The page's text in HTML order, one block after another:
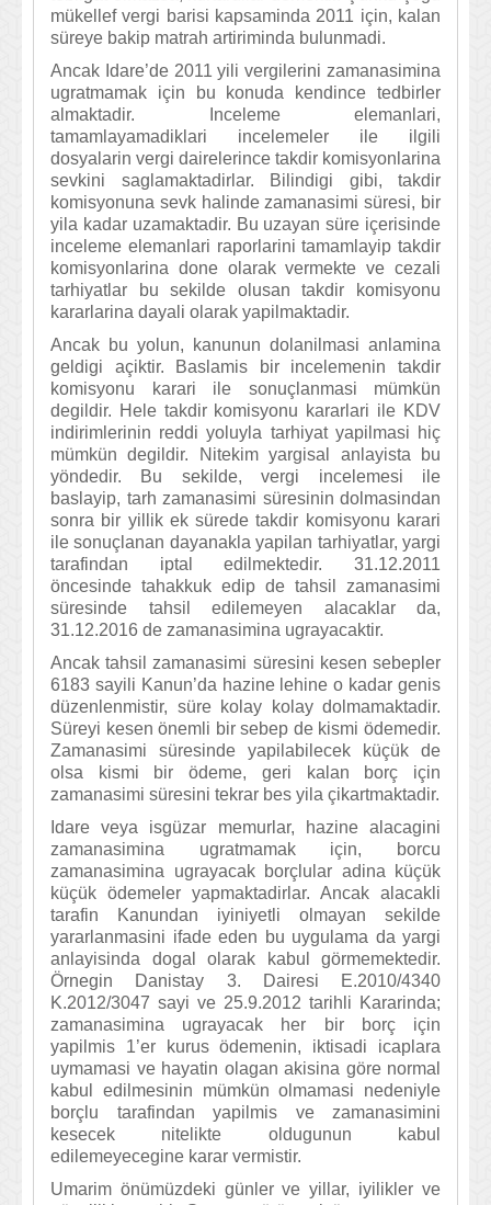
mükellef vergi barisi kapsaminda 2011 için, kalan
süreye bakip matrah artiriminda bulunmadi.
Ancak Idare’de 2011 yili vergilerini zamanasimina
ugratmamak için bu konuda kendince tedbirler
almaktadir. Inceleme elemanlari,
tamamlayamadiklari incelemeler ile ilgili
dosyalarin vergi dairelerince takdir komisyonlarina
sevkini saglamaktadirlar. Bilindigi gibi, takdir
komisyonuna sevk halinde zamanasimi süresi, bir
yila kadar uzamaktadir. Bu uzayan süre içerisinde
inceleme elemanlari raporlarini tamamlayip takdir
komisyonlarina done olarak vermekte ve cezali
tarhiyatlar bu sekilde olusan takdir komisyonu
kararlarina dayali olarak yapilmaktadir.
Ancak bu yolun, kanunun dolanilmasi anlamina
geldigi açiktir. Baslamis bir incelemenin takdir
komisyonu karari ile sonuçlanmasi mümkün
degildir. Hele takdir komisyonu kararlari ile KDV
indirimlerinin reddi yoluyla tarhiyat yapilmasi hiç
mümkün degildir. Nitekim yargisal anlayista bu
yöndedir. Bu sekilde, vergi incelemesi ile
baslayip, tarh zamanasimi süresinin dolmasindan
sonra bir yillik ek sürede takdir komisyonu karari
ile sonuçlanan dayanakla yapilan tarhiyatlar, yargi
tarafindan iptal edilmektedir. 31.12.2011
öncesinde tahakkuk edip de tahsil zamanasimi
süresinde tahsil edilemeyen alacaklar da,
31.12.2016 de zamanasimina ugrayacaktir.
Ancak tahsil zamanasimi süresini kesen sebepler
6183 sayili Kanun’da hazine lehine o kadar genis
düzenlenmistir, süre kolay kolay dolmamaktadir.
Süreyi kesen önemli bir sebep de kismi ödemedir.
Zamanasimi süresinde yapilabilecek küçük de
olsa kismi bir ödeme, geri kalan borç için
zamanasimi süresini tekrar bes yila çikartmaktadir.
Idare veya isgüzar memurlar, hazine alacagini
zamanasimina ugratmamak için, borcu
zamanasimina ugrayacak borçlular adina küçük
küçük ödemeler yapmaktadirlar. Ancak alacakli
tarafin Kanundan iyiniyetli olmayan sekilde
yararlanmasini ifade eden bu uygulama da yargi
anlayisinda dogal olarak kabul görmemektedir.
Örnegin Danistay 3. Dairesi E.2010/4340
K.2012/3047 sayi ve 25.9.2012 tarihli Kararinda;
zamanasimina ugrayacak her bir borç için
yapilmis 1’er kurus ödemenin, iktisadi icaplara
uymamasi ve hayatin olagan akisina göre normal
kabul edilmesinin mümkün olmamasi nedeniyle
borçlu tarafindan yapilmis ve zamanasimini
kesecek nitelikte oldugunun kabul
edilemeyecegine karar vermistir.
Umarim önümüzdeki günler ve yillar, iyilikler ve